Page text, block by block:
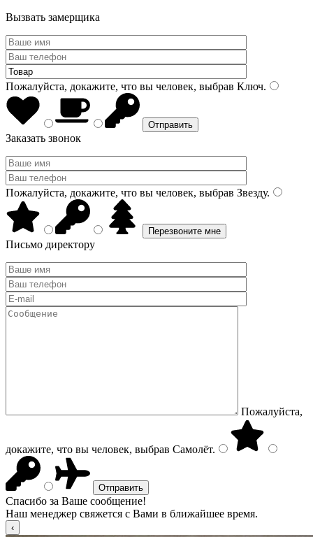
Вызвать замерщика
Пожалуйста, докажите, что вы человек, выбрав Ключ.
Заказать звонок
Пожалуйста, докажите, что вы человек, выбрав Звезду.
Письмо директору
Пожалуйста,
докажите, что вы человек, выбрав Самолёт.
Спасибо за Ваше сообщение!
Наш менеджер свяжется с Вами в ближайшее время.